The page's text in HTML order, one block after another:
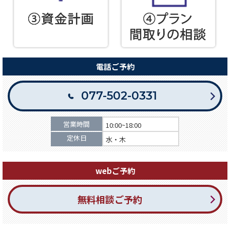
電話ご予約
077-502-0331
営業時間
10:00~18:00
定休日
水・木
webご予約
無料相談ご予約